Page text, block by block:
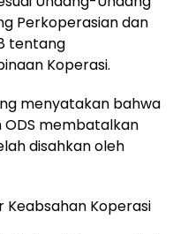
Perkoperasian dan
tentang
Koperasi.
menyatakan bahwa
membatalkan
disahkan oleh
Keabsahan Koperasi